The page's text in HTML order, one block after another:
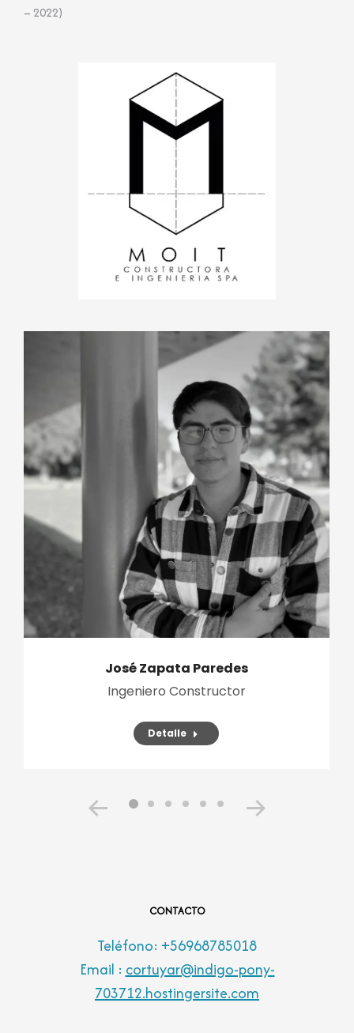
– 2022)
José Zapata Paredes
Ingeniero Constructor
Detalle
CONTACTO
Teléfono: +56968785018
Email : cortuyar@indigo-pony-
703712.hostingersite.com